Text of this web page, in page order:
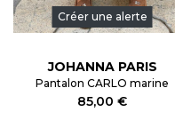
Créer une alerte
JOHANNA PARIS
Pantalon CARLO marine
85,00 €